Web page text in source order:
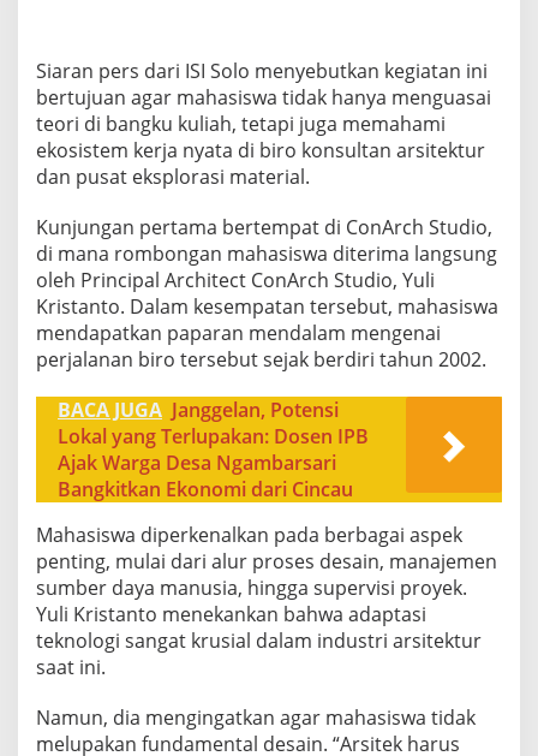
Siaran pers dari ISI Solo menyebutkan kegiatan ini
bertujuan agar mahasiswa tidak hanya menguasai
teori di bangku kuliah, tetapi juga memahami
ekosistem kerja nyata di biro konsultan arsitektur
dan pusat eksplorasi material.
Kunjungan pertama bertempat di ConArch Studio,
di mana rombongan mahasiswa diterima langsung
oleh Principal Architect ConArch Studio, Yuli
Kristanto. Dalam kesempatan tersebut, mahasiswa
mendapatkan paparan mendalam mengenai
perjalanan biro tersebut sejak berdiri tahun 2002.
BACA JUGA Janggelan, Potensi
Lokal yang Terlupakan: Dosen IPB
Ajak Warga Desa Ngambarsari
Bangkitkan Ekonomi dari Cincau
Mahasiswa diperkenalkan pada berbagai aspek
penting, mulai dari alur proses desain, manajemen
sumber daya manusia, hingga supervisi proyek.
Yuli Kristanto menekankan bahwa adaptasi
teknologi sangat krusial dalam industri arsitektur
saat ini.
Namun, dia mengingatkan agar mahasiswa tidak
melupakan fundamental desain. “Arsitek harus